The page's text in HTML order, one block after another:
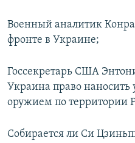
Военный аналитик
фронте в Украине;
Госсекретарь США
Украина право
оружием по территории
Собирается ли Си